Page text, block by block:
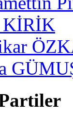
KİRİK